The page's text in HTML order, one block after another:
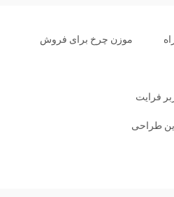
موزن چرخ برای فروش
فرایت
طراحی